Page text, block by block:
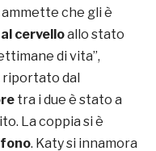
che gli è
cervelloallo stato
di vita”,
dal
tra i due è stato a
La coppia si è
. Katy si innamora